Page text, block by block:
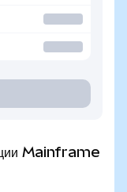
Mainframe